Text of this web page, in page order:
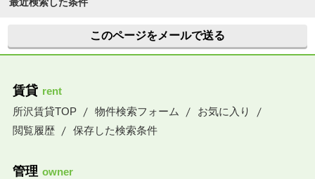
このページをメールで送る
賃貸 rent
所沢賃貸TOP
物件検索フォーム
お気に入り
閲覧履歴
保存した検索条件
管理 owner